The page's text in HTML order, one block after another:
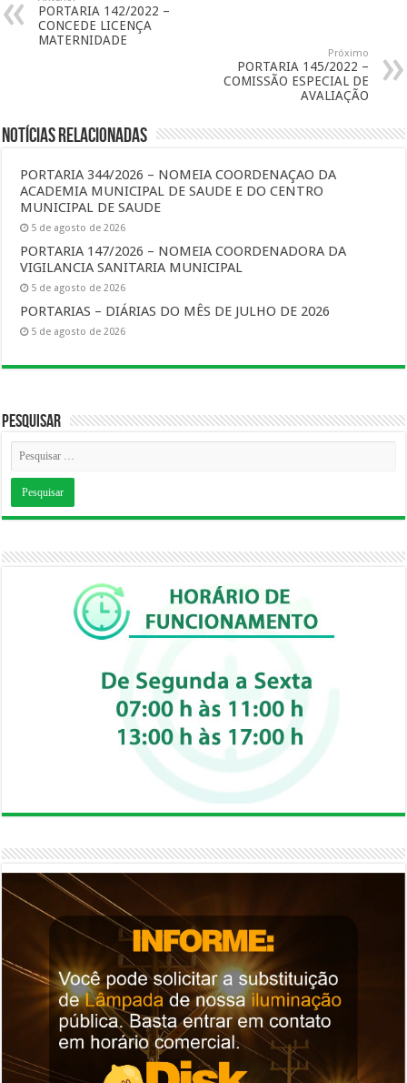
PORTARIA 142/2022 –
CONCEDE LICENÇA
MATERNIDADE
Próximo
PORTARIA 145/2022 –
COMISSÃO ESPECIAL DE
AVALIAÇÃO
Notícias Relacionadas
PORTARIA 344/2026 – NOMEIA COORDENAÇAO DA
ACADEMIA MUNICIPAL DE SAUDE E DO CENTRO
MUNICIPAL DE SAUDE
5 de agosto de 2026
PORTARIA 147/2026 – NOMEIA COORDENADORA DA
VIGILANCIA SANITARIA MUNICIPAL
5 de agosto de 2026
PORTARIAS – DIÁRIAS DO MÊS DE JULHO DE 2026
5 de agosto de 2026
Pesquisar